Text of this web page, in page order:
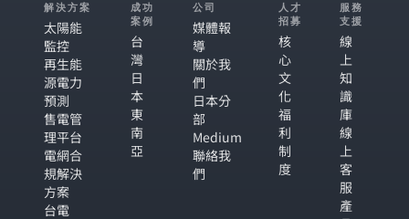
解決方案
太陽能
監控
再生能
源電力
預測
售電管
理平台
電網合
規解決
方案
台電
成功
案例
台
灣
日
本
東
南
亞
公司
媒體報
導
關於我
們
日本分
部
Medium
聯絡我
們
人才
招募
核
心
文
化
福
利
制
度
服務
支援
線
上
知
識
庫
線
上
客
服
產